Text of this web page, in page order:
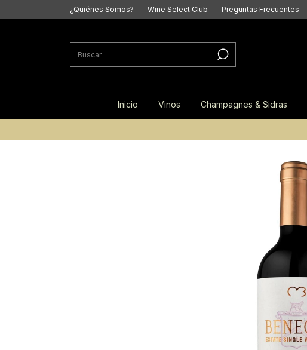
¿Quiénes Somos? Wine Select Club Preguntas Frecuentes
Inicio Vinos Champagnes & Sidras